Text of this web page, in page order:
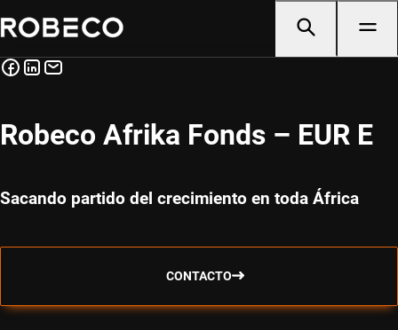
Robeco Afrika Fonds – EUR E
Sacando partido del crecimiento en toda África
CONTACTO